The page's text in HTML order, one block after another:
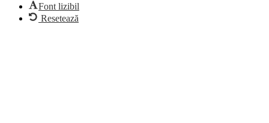
Font lizibil
Resetează